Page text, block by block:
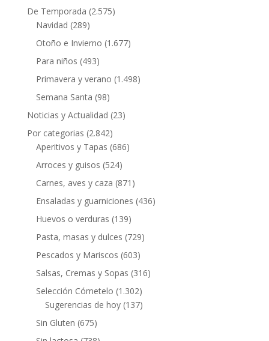
De Temporada (2.575)
Navidad (289)
Otoño e Invierno (1.677)
Para niños (493)
Primavera y verano (1.498)
Semana Santa (98)
Noticias y Actualidad (23)
Por categorias (2.842)
Aperitivos y Tapas (686)
Arroces y guisos (524)
Carnes, aves y caza (871)
Ensaladas y guarniciones (436)
Huevos o verduras (139)
Pasta, masas y dulces (729)
Pescados y Mariscos (603)
Salsas, Cremas y Sopas (316)
Selección Cómetelo (1.302)
Sugerencias de hoy(137)
Sin Gluten (675)